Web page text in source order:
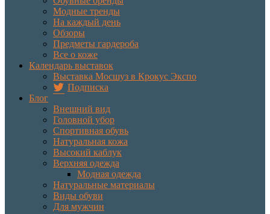
Модные тренды
На каждый день
Обзоры
Предметы гардероба
Все о коже
Календарь выставок
Выставка Мосшуз в Крокус Экспо
Подписка
Блог
Внешний вид
Головной убор
Спортивная обувь
Натуральная кожа
Высокий каблук
Верхняя одежда
Модная одежда
Натуральные материалы
Виды обуви
Для мужчин